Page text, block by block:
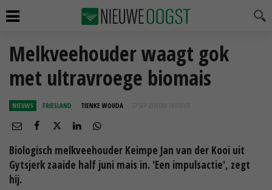
Melkveehouder waagt gok
met ultravroege biomais
NIEUWS FRIESLAND TIENKE WOUDA 27 SEP 2018 OM 14:01
Biologisch melkveehouder Keimpe Jan van der Kooi uit
Gytsjerk zaaide half juni mais in. 'Een impulsactie', zegt
hij.